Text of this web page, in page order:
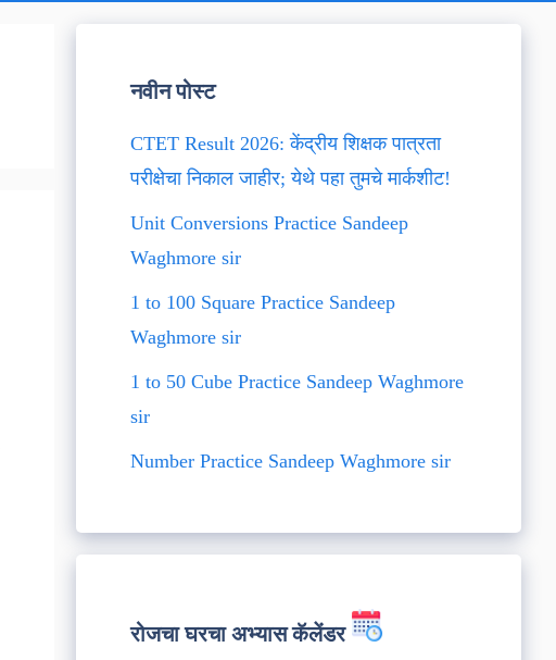
नवीन पोस्ट
CTET Result 2026: केंद्रीय शिक्षक पात्रता
परीक्षेचा निकाल जाहीर; येथे पहा तुमचे मार्कशीट!
Unit Conversions Practice Sandeep
Waghmore sir
1 to 100 Square Practice Sandeep
Waghmore sir
1 to 50 Cube Practice Sandeep Waghmore
sir
Number Practice Sandeep Waghmore sir
रोजचा घरचा अभ्यास कॅलेंडर